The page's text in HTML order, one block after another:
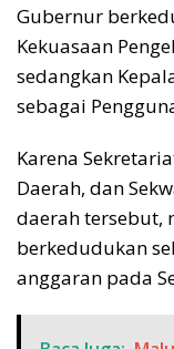
Gubernur
Kekuasaan
sedangkan
sebagai
Karena
Daerah, dan
daerah tersebut,
berkedudukan
anggaran pada